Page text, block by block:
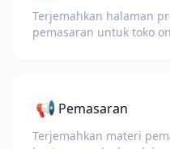
Terjemahkan halaman
pemasaran untuk toko
📢 Pemasaran
Terjemahkan materi